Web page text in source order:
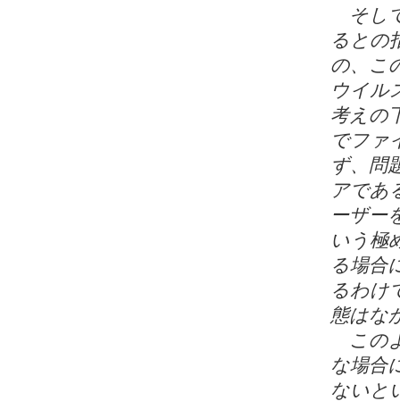
そし
るとの
の、こ
ウイル
考えの
でファ
ず、問
アであ
ーザー
いう極
る場合
るわけ
態はな
この
な場合
ないと